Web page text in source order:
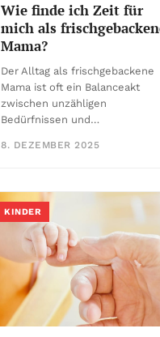
Wie finde ich Zeit für
mich als
Mama?
Der Alltag als frischgebackene
Mama ist oft ein Balanceakt
zwischen unzähligen
Bedürfnissen und…
8. DEZEMBER 2025
KINDER